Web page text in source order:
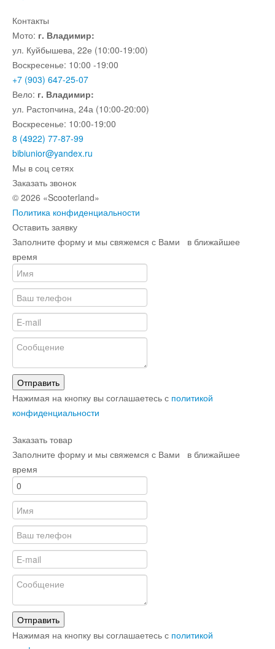
Контакты
Мото: г. Владимир:
ул. Куйбышева, 22е (10:00-19:00)
Воскресенье: 10:00 -19:00
+7 (903) 647-25-07
Вело: г. Владимир:
ул. Растопчина, 24а (10:00-20:00)
Воскресенье: 10:00-19:00
8 (4922) 77-87-99
bibiunior@yandex.ru
Мы в соц сетях
Заказать звонок
© 2026 «Scooterland»
Политика конфиденциальности
Оставить заявку
Заполните форму и мы свяжемся с Вами в ближайшее
время
Отправить
Нажимая на кнопку вы соглашаетесь с политикой
конфиденциальности
Заказать товар
Заполните форму и мы свяжемся с Вами в ближайшее
время
Отправить
Нажимая на кнопку вы соглашаетесь с политикой